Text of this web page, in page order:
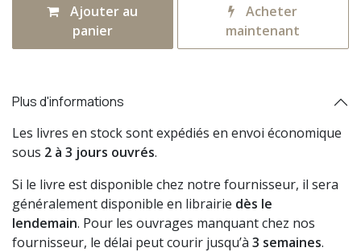
Ajouter au
panier
Acheter
maintenant
Plus d'informations
Les livres en stock sont expédiés en envoi économique
sous 2 à 3 jours ouvrés.
Si le livre est disponible chez notre fournisseur, il sera
généralement disponible en librairie dès le
lendemain. Pour les ouvrages manquant chez nos
fournisseur, le délai peut courir jusqu’à 3 semaines.